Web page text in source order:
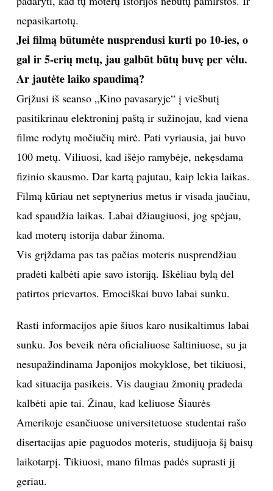
nepasikartotų.
Jei filmą būtumėte nusprendusi kurti po 10-ies, o
gal ir 5-erių metų, jau galbūt būtų buvę per vėlu.
Ar jautėte laiko spaudimą?
Grįžusi iš seanso „Kino pavasaryje“ į viešbutį
pasitikrinau elektroninį paštą ir sužinojau, kad viena
filme rodytų močiučių mirė. Pati vyriausia, jai buvo
100 metų. Viliuosi, kad išėjo ramybėje, nekęsdama
fizinio skausmo. Dar kartą pajutau, kaip lekia laikas.
Filmą kūriau net septynerius metus ir visada jaučiau,
kad spaudžia laikas. Labai džiaugiuosi, jog spėjau,
kad moterų istorija dabar žinoma.
Vis grįždama pas tas pačias moteris nusprendžiau
pradėti kalbėti apie savo istoriją. Iškėliau bylą dėl
patirtos prievartos. Emociškai buvo labai sunku.
Rasti informacijos apie šiuos karo nusikaltimus labai
sunku. Jos beveik nėra oficialiuose šaltiniuose, su ja
nesupažindinama Japonijos mokyklose, bet tikiuosi,
kad situacija pasikeis. Vis daugiau žmonių pradeda
kalbėti apie tai. Žinau, kad keliuose Šiaurės
Amerikoje esančiuose universitetuose studentai rašo
disertacijas apie paguodos moteris, studijuoja šį baisų
laikotarpį. Tikiuosi, mano filmas padės suprasti jį
geriau.